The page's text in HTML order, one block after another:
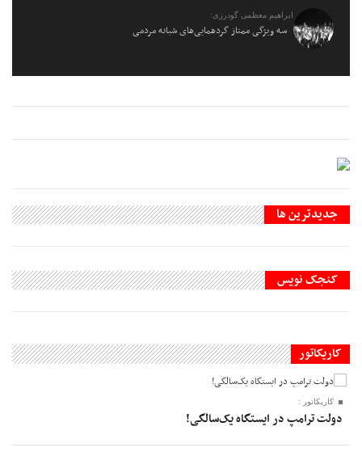
ابراهیم معظمی گودرزی:
سه ویژگی ممتاز گردهمایی‌های شبانه مردمی
جديدترين ها
کنجک نویس
کاریکاتور
کاریکاتور :
دولت ترامپ در ایستگاه یک‌سالگی!